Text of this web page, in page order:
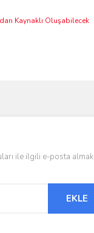
Kaynaklı Oluşabilecek
ile ilgili e-posta almak
EKLE